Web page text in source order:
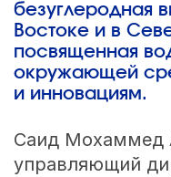
безуглеродная
Востоке и в
посвященная
окружающей
и инновациям.
Саид Мохаммед
управляющий